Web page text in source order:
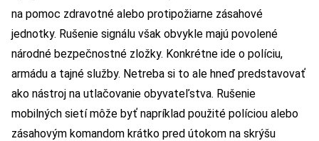
na pomoc zdravotné alebo protipožiarne zásahové
jednotky. Rušenie signálu však obvykle majú povolené
národné bezpečnostné zložky. Konkrétne ide o políciu,
armádu a tajné služby. Netreba si to ale hneď predstavovať
ako nástroj na utlačovanie obyvateľstva. Rušenie
mobilných sietí môže byť napríklad použité políciou alebo
zásahovým komandom krátko pred útokom na skrýšu